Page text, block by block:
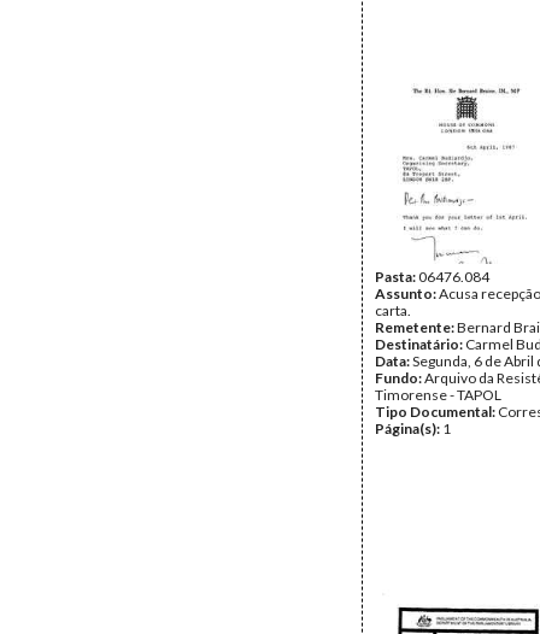
Pasta:06476.084
Assunto:Acusa
carta.
Remetente:Bernard
Destinatário: Carmel
Data:Segunda, 6 de Abril
Fundo:Arquivo da
Timorense - TAPOL
Tipo Documental:
Página(s): 1